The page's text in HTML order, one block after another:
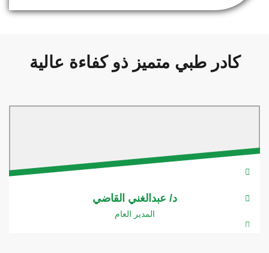
كادر طبي متميز ذو كفاءة عالية
د/ عبدالغني القاضي
المدير العام